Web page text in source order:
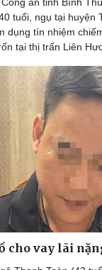
tuổi, ngụ tại huyện
dụng tín nhiệm
tại thị trấn Liên
cho vay lãi